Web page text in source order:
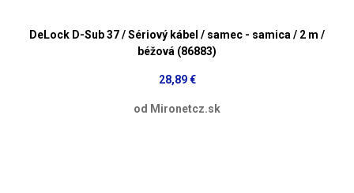
DeLock D-Sub 37 / Sériový kábel / samec - samica / 2 m /
béžová (86883)
28,89 €
od Mironetcz.sk